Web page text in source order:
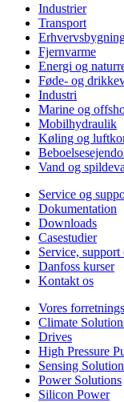
Industrier
Transport
Fjernvarme
Energi og
Føde- og
Industri
Marine og
Mobilhydraulik
Køling og
Vand og
Service og
Dokumentation
Downloads
Casestudier
Service,
Danfoss kurser
Kontakt os
Vores
Climate
Drives
High Pressure
Sensing
Power Solutions
Silicon Power